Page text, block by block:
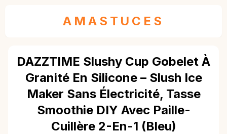
AMASTUCES
DAZZTIME Slushy Cup Gobelet À
Granité En Silicone – Slush Ice
Maker Sans Électricité, Tasse
Smoothie DIY Avec Paille-
Cuillère 2-En-1 (bleu)